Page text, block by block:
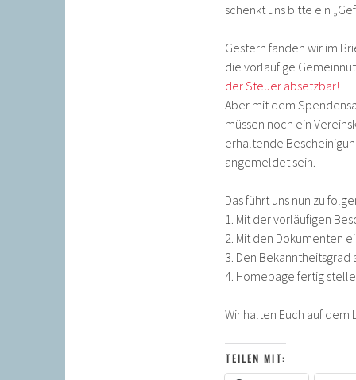
schenkt uns bitte ein
Gestern fanden wir im
die vorläufige
der Steuer absetzbar!
Aber mit dem
müssen noch ein
erhaltende
angemeldet sein.
Das führt uns nun zu
1. Mit der vorläufigen
2. Mit den Dokumenten
3. Den Bekanntheitsgrad
4. Homepage fertig
Wir halten Euch auf dem
TEILEN MIT: